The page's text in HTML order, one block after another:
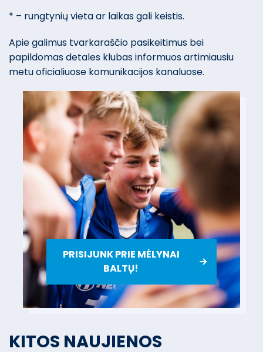
* – rungtynių vieta ar laikas gali keistis.
Apie galimus tvarkaraščio pasikeitimus bei
papildomas detales klubas informuos artimiausiu
metu oficialiuose komunikacijos kanaluose.
PRISIJUNK PRIE MĖLYNAI
BALTŲ!
KITOS NAUJIENOS